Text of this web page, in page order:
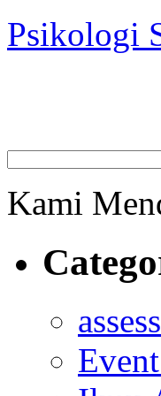
Psikologi
Kami